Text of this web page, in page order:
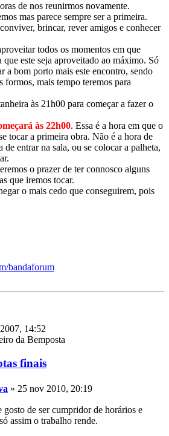
de nos reunirmos novamente.
mas parece sempre ser a primeira.
brincar, rever amigos e conhecer
todos os momentos em que
que este seja aproveitado ao máximo. Só
a bom porto mais este encontro, sendo
formos, mais tempo teremos para
às 21h00 para começar a fazer o
às 22h00. Essa é a hora em que o
tocar a primeira obra. Não é a hora de
entrar na sala, ou se colocar a palheta,
o prazer de ter connosco alguns
que iremos tocar.
o mais cedo que conseguirem, pois
bandaforum
14:52
da Bemposta
finais
» 25 nov 2010, 20:19
gosto de ser cumpridor de horários e
assim o trabalho rende.